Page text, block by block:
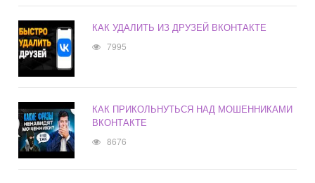
КАК УДАЛИТЬ ИЗ ДРУЗЕЙ ВКОНТАКТЕ
7995
КАК ПРИКОЛЬНУТЬСЯ НАД МОШЕННИКАМИ
ВКОНТАКТЕ
8676